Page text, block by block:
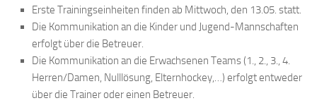
Erste Trainingseinheiten finden ab Mittwoch, den 13.05. statt.
Die Kommunikation an die Kinder und Jugend-Mannschaften
erfolgt über die Betreuer.
Die Kommunikation an die Erwachsenen Teams (1., 2., 3., 4.
Herren/Damen, Nulllösung, Elternhockey,…) erfolgt entweder
über die Trainer oder einen Betreuer.